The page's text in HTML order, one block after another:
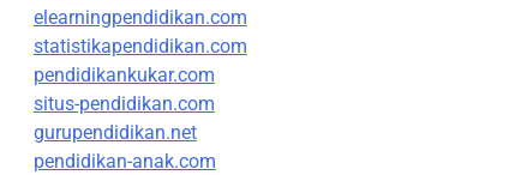
elearningpendidikan.com
statistikapendidikan.com
pendidikankukar.com
situs-pendidikan.com
gurupendidikan.net
pendidikan-anak.com